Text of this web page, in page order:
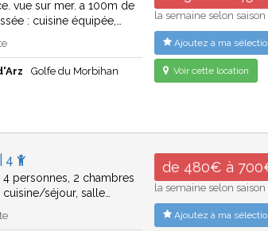
vue sur mer. a 100m de
: cuisine équipée,…
Golfe du Morbihan
la semaine selon saison
Ajoutez à ma
Voir cette location
4
personnes, 2 chambres
séjour, salle…
de 480€ à
la semaine selon saison
Ajoutez à ma